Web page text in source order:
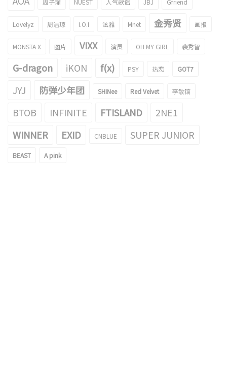
Lovelyz 周洁琼 I.O.I 泫雅 Mnet 金秀贤 画报
MONSTA X 图片 VIXX 演员 OH MY GIRL 裴秀智
G-dragon iKON f(x) PSY 热恋 GOT7
JYJ 防弹少年团 SHINee Red Velvet 李敏镐
BTOB INFINITE FTISLAND
2NE1
WINNER
EXID CNBLUE SUPER JUNIOR
BEAST A pink